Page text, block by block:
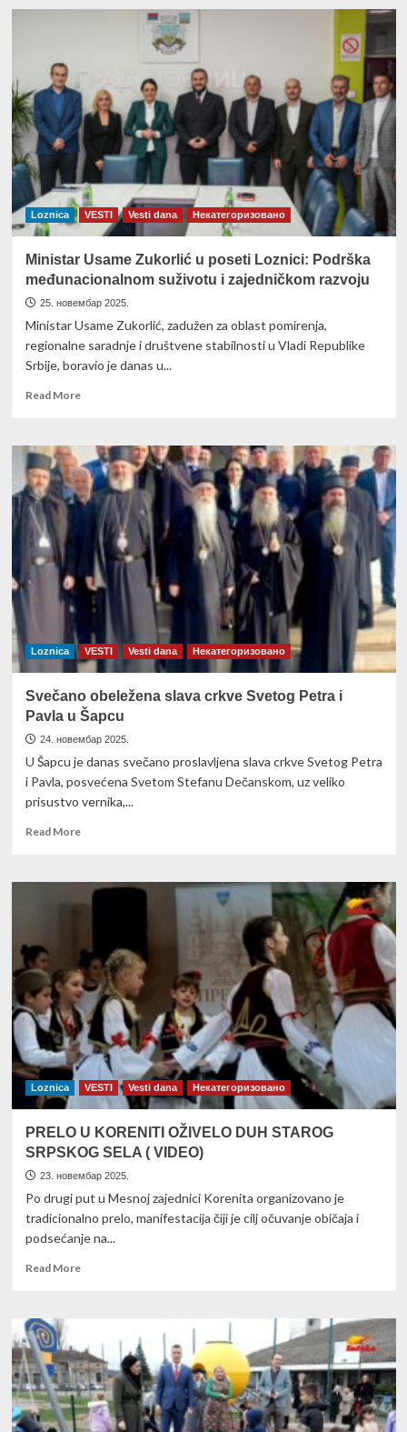
Održan
efikasnosti
i
subvencijama
za
građane
u
Loznici
Video)
Loznica VESTI Vesti dana Некатегоризовано
Ministar Usame Zukorlić u poseti Loznici: Podrška
međunacionalnom suživotu i zajedničkom razvoju
25. новембар 2025.
Ministar Usame Zukorlić, zadužen za oblast pomirenja,
regionalne saradnje i društvene stabilnosti u Vladi Republike
Srbije, boravio je danas u...
Read MoreRead
Ministar
Usame
Zukorlić
u
poseti
Loznici:
Podrška
međunacionalnom
suživotu
zajedničkom
razvoju
Loznica VESTI Vesti dana Некатегоризовано
Svečano obeležena slava crkve Svetog Petra i
Pavla u Šapcu
24. новембар 2025.
U Šapcu je danas svečano proslavljena slava crkve Svetog Petra
i Pavla, posvećena Svetom Stefanu Dečanskom, uz veliko
prisustvo vernika,...
Read MoreRead
Svečano
obeležena
Svetog
Petra
i
Pavla
u
Šapcu
Loznica VESTI Vesti dana Некатегоризовано
PRELO U KORENITI OŽIVELO DUH STAROG
SRPSKOG SELA ( VIDEO)
23. новембар 2025.
Po drugi put u Mesnoj zajednici Korenita organizovano je
tradicionalno prelo, manifestacija čiji je cilj očuvanje običaja i
podsećanje na...
Read MoreRead
KORENITI
OŽIVELO
DUH
STAROG
SRPSKOG